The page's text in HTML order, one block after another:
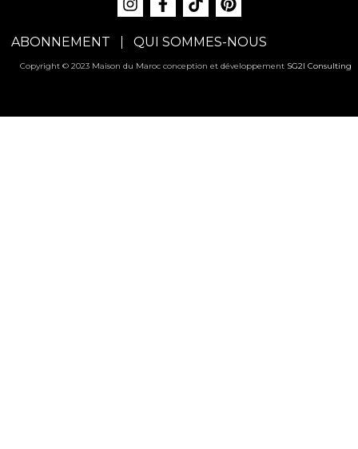
ABONNEMENT QUI SOMMES-NOUS
Copyright © 2023 Maison du Maroc conception et développement SG2I Consulting